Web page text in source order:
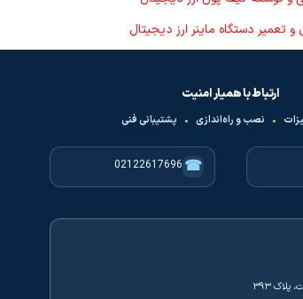
و تعمیر دستگاه ماینر ارز دیجیتال
ارتباط با همیار امنیت
• نصب و راه‌اندازی • پشتیبانی فنی
☎
02122617696
۳۹۳